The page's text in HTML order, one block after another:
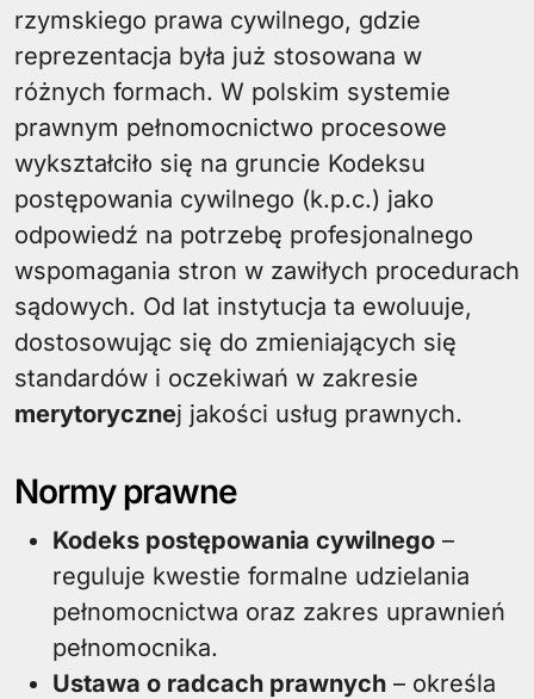
rzymskiego prawa cywilnego, gdzie
reprezentacja była już stosowana w
różnych formach. W polskim systemie
prawnym pełnomocnictwo procesowe
wykształciło się na gruncie Kodeksu
postępowania cywilnego (k.p.c.) jako
odpowiedź na potrzebę profesjonalnego
wspomagania stron w zawiłych procedurach
sądowych. Od lat instytucja ta ewoluuje,
dostosowując się do zmieniających się
standardów i oczekiwań w zakresie
merytorycznej jakości usług prawnych.
Normy prawne
Kodeks postępowania cywilnego –
reguluje kwestie formalne udzielania
pełnomocnictwa oraz zakres uprawnień
pełnomocnika.
Ustawa o radcach prawnych – określa